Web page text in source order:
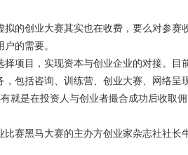
的创业大赛其实也在收费，要么对参赛
的需要。
项目，实现资本与创业企业的对接。目
包括咨询、训练营、创业大赛、网络呈
就是在投资人与创业者撮合成功后收取佣
赛黑马大赛的主办方创业家杂志社社长